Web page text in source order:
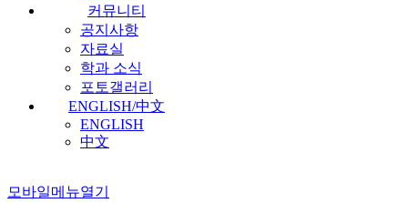
커뮤니티
공지사항
자료실
학과 소식
포토갤러리
ENGLISH/中文
ENGLISH
中文
모바일메뉴열기